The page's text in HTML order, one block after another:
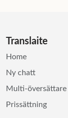
Translaite
Home
Ny chatt
Multi-översättare
Prissättning